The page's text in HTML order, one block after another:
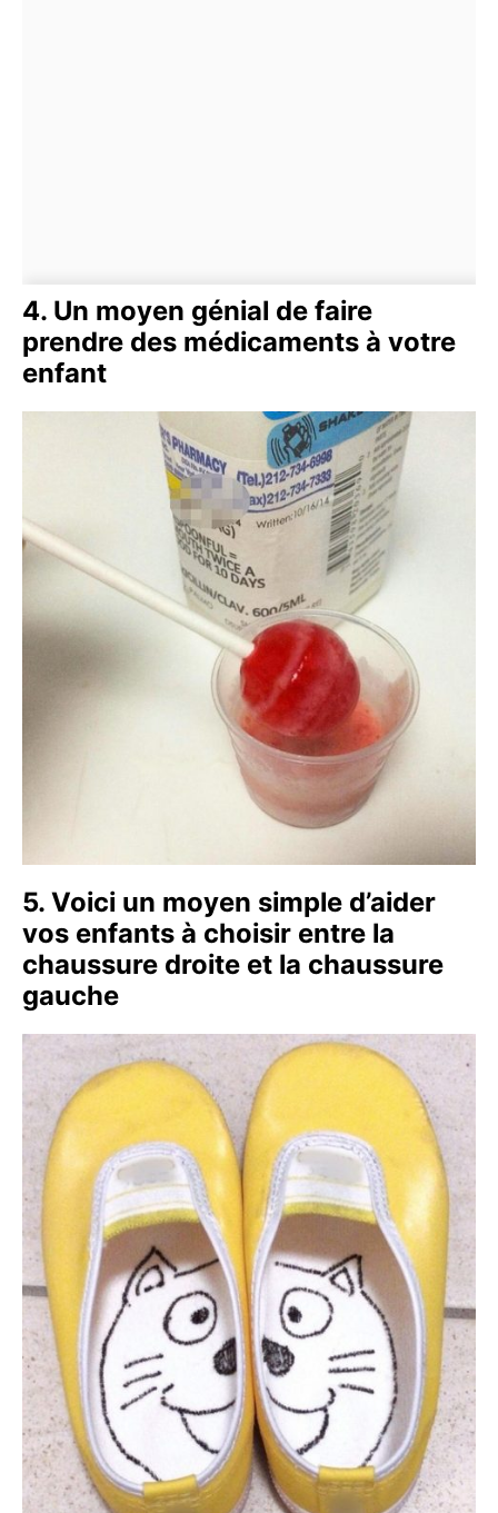
4. Un moyen génial de faire
prendre des médicaments à votre
enfant
5. Voici un moyen simple d’aider
vos enfants à choisir entre la
chaussure droite et la chaussure
gauche